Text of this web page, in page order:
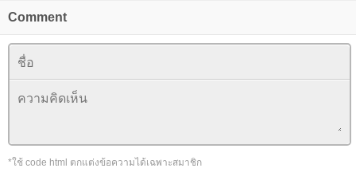
Comment
*ใช้ code html ตกแต่งข้อความได้เฉพาะสมาชิก